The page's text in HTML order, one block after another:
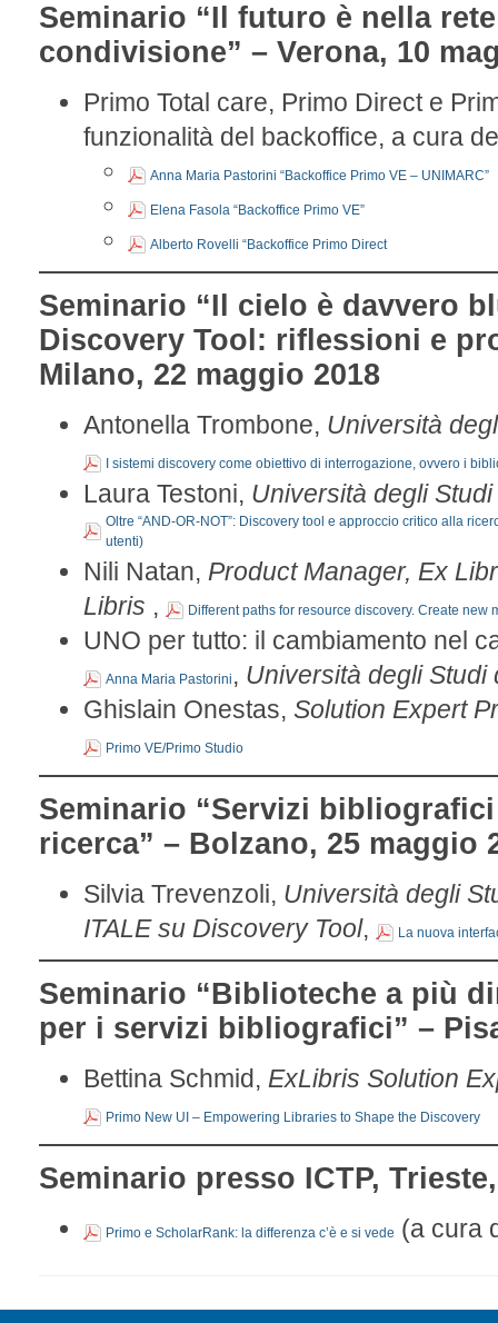
Seminario “Il futuro è nella
condivisione” – Verona, 10
Primo Total care, Primo Direct e
funzionalità del backoffice, a cura
Anna Maria Pastorini “Backoffice Primo VE – UNIMARC”
Elena Fasola “Backoffice Primo VE”
Alberto Rovelli “Backoffice Primo Direct
Seminario “Il cielo è davvero
Discovery Tool: riflessioni e
Milano, 22 maggio 2018
Antonella Trombone, Università
I sistemi discovery come obiettivo di interrogazione, ovvero i
Laura Testoni, Università degli
Oltre “AND-OR-NOT”: Discovery tool e approccio critico alla
utenti)
Nili Natan, Product Manager, Ex
Libris , Different paths for resource discovery. Create new
UNO per tutto: il cambiamento nel
Anna Maria Pastorini , Università degli
Ghislain Onestas, Solution Expert
Primo VE/Primo Studio
Seminario “Servizi
ricerca” – Bolzano, 25 maggio
Silvia Trevenzoli, Università degli
ITALE su Discovery Tool, La nuova
Seminario “Biblioteche a più
per i servizi bibliografici” –
Bettina Schmid, ExLibris Solution
Primo New UI – Empowering Libraries to Shape the Discovery
Seminario presso ICTP,
Primo e ScholarRank: la differenza c’è e si vede (a cura